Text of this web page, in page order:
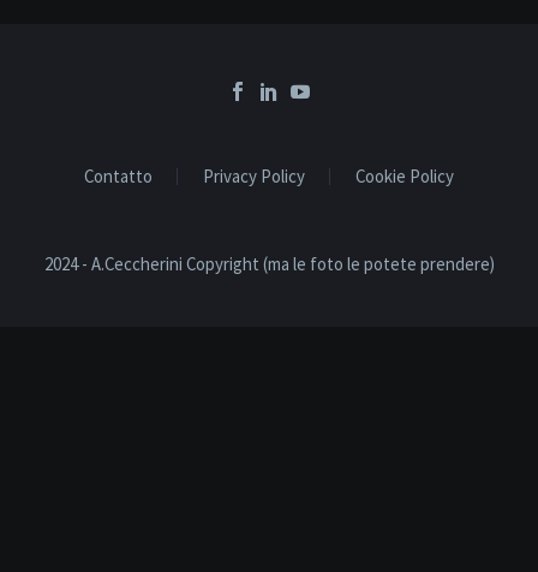
Contatto Privacy Policy Cookie Policy
2024 - A.Ceccherini Copyright (ma le foto le potete prendere)